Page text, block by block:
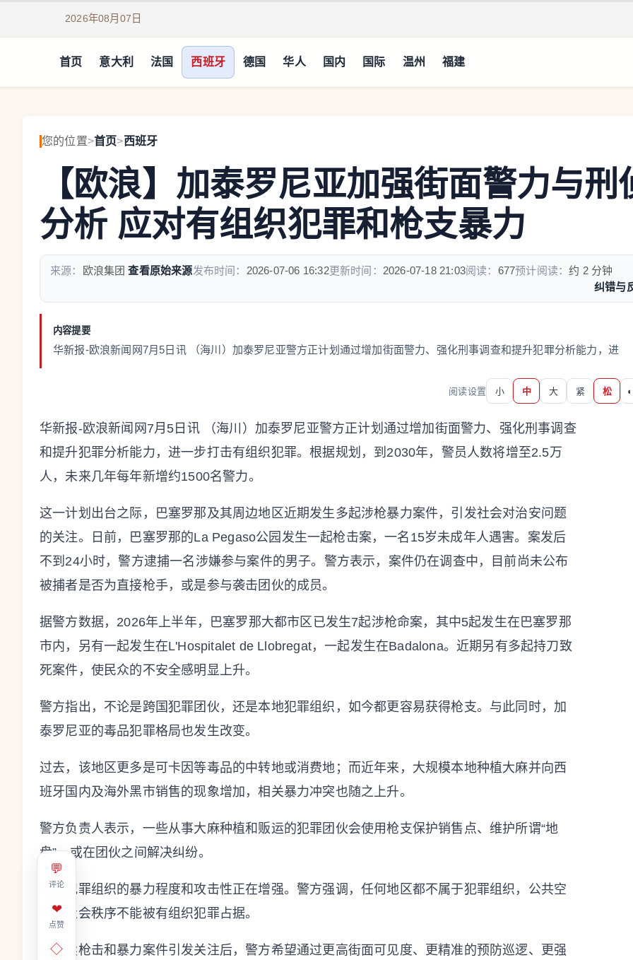
2026年08月07日
首页 意大利 法国 西班牙 德国 华人 国内 国际 温州 福建
您的位置>首页>西班牙
【欧浪】加泰罗尼亚加强街面警力与刑
分析 应对有组织犯罪和枪支暴力
来源： 欧浪集团 查看原始来源发布时间： 2026-07-06 16:32更新时间： 2026-07-18 21:03阅读： 677预计阅读：约 2 分钟
纠错与
内容提要
华新报-欧浪新闻网7月5日讯 （海川）加泰罗尼亚警方正计划通过增加街面警力、强化刑事调查和提升犯罪分析能力，进
阅读设置 小 中 大 紧 松 ◐
💬
评论
❤
点赞
◇
华新报-欧浪新闻网7月5日讯 （海川）加泰罗尼亚警方正计划通过增加街面警力、强化刑事调查
和提升犯罪分析能力，进一步打击有组织犯罪。根据规划，到2030年，警员人数将增至2.5万
人，未来几年每年新增约1500名警力。
这一计划出台之际，巴塞罗那及其周边地区近期发生多起涉枪暴力案件，引发社会对治安问题
的关注。日前，巴塞罗那的La Pegaso公园发生一起枪击案，一名15岁未成年人遇害。案发后
不到24小时，警方逮捕一名涉嫌参与案件的男子。警方表示，案件仍在调查中，目前尚未公布
被捕者是否为直接枪手，或是参与袭击团伙的成员。
据警方数据，2026年上半年，巴塞罗那大都市区已发生7起涉枪命案，其中5起发生在巴塞罗那
市内，另有一起发生在L'Hospitalet de Llobregat，一起发生在Badalona。近期另有多起持刀致
死案件，使民众的不安全感明显上升。
警方指出，不论是跨国犯罪团伙，还是本地犯罪组织，如今都更容易获得枪支。与此同时，加
泰罗尼亚的毒品犯罪格局也发生改变。
过去，该地区更多是可卡因等毒品的中转地或消费地；而近年来，大规模本地种植大麻并向西
班牙国内及海外黑市销售的现象增加，相关暴力冲突也随之上升。
警方负责人表示，一些从事大麻种植和贩运的犯罪团伙会使用枪支保护销售点、维护所谓“地
盘”，或在团伙之间解决纠纷。
这类犯罪组织的暴力程度和攻击性正在增强。警方强调，任何地区都不属于犯罪组织，公共空
间和社会秩序不能被有组织犯罪占据。
在连续枪击和暴力案件引发关注后，警方希望通过更高街面可见度、更精准的预防巡逻、更强